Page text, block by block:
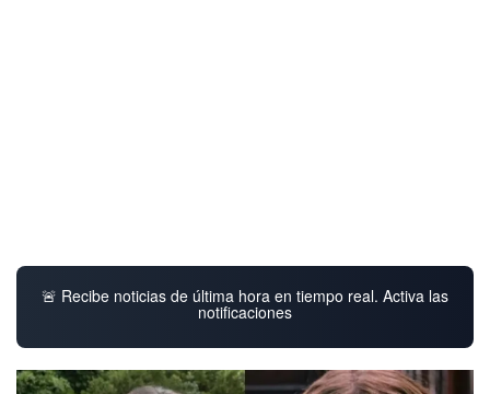
🚨 Recibe noticias de última hora en tiempo real. Activa las
notificaciones